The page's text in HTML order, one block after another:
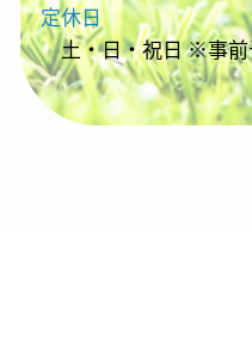
定休日
土・日・祝日 ※事